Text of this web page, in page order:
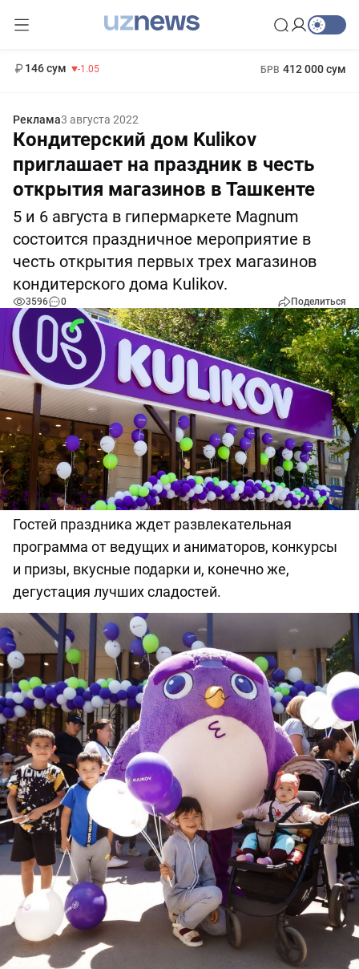
146 сум -1.05 БРВ 412 000 сум
Реклама3 августа 2022
Кондитерский дом Kulikov
приглашает на праздник в честь
открытия магазинов в Ташкенте
5 и 6 августа в гипермаркете Magnum
состоится праздничное мероприятие в
честь открытия первых трех магазинов
кондитерского дома Kulikov.
3596 0 Поделиться
Гостей праздника ждет развлекательная
программа от ведущих и аниматоров, конкурсы
и призы, вкусные подарки и, конечно же,
дегустация лучших сладостей.